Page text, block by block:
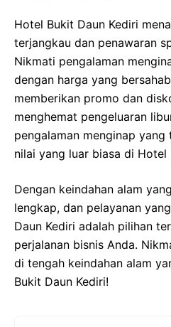
Hotel Bukit Daun Kediri
terjangkau dan penawaran
Nikmati pengalaman
dengan harga yang
memberikan promo dan
menghemat pengeluaran
pengalaman menginap
nilai yang luar biasa di Hotel
Dengan keindahan alam
lengkap, dan pelayanan
Daun Kediri adalah pilihan
perjalanan bisnis Anda.
di tengah keindahan alam
Bukit Daun Kediri!